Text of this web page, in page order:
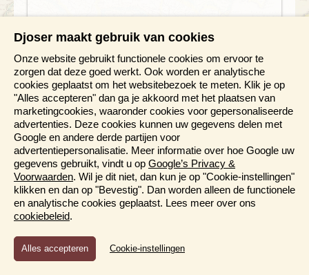
Rondreis Thailand Noord & Zuid
21 dagen
Langs alle mooie plekjes van dit geweldige land
Ontdek het avontuurlijke Thailand
Een boottocht over de klongs, fietsen in historisch
Sukothai
Een jungletocht en varen op een bamboe vlot
Genieten op tropische eilanden met volop zon, zee
en stranden
Slapen op de rivier, je bungalow staat op een vlot
V.a. 3.095,- Bewaren
Bijkomende kosten 26,25 p.p. (o.b.v. 2 personen)
Djoser maakt gebruik van cookies
Onze website gebruikt functionele cookies om ervoor te
zorgen dat deze goed werkt. Ook worden er analytische
cookies geplaatst om het websitebezoek te meten. Klik je op
"Alles accepteren" dan ga je akkoord met het plaatsen van
marketingcookies, waaronder cookies voor gepersonaliseerde
advertenties. Deze cookies kunnen uw gegevens delen met
Google en andere derde partijen voor
advertentiepersonalisatie. Meer informatie over hoe Google uw
gegevens gebruikt, vindt u op Google’s Privacy &
Voorwaarden. Wil je dit niet, dan kun je op "Cookie-instellingen"
klikken en dan op "Bevestig". Dan worden alleen de functionele
en analytische cookies geplaatst. Lees meer over ons
cookiebeleid.
Functioneel en Analytisch
Cookies die er voor zorgen dat de website naar behoren
Cookie-instellingen